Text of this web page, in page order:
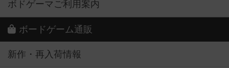
ボドゲーマご利用案内
ボードゲーム通販
新作・再入荷情報